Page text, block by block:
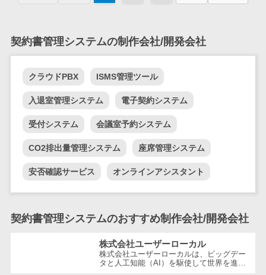
ビス
BPMツール
ChatGPTサー
ワークフロー
システム
成ツール
物品管理シス
帳票作成サー
物流・流通向
け
契約書管理システムの制作会社/開発会社
クラウドPBX ISMS管理ツール
入退室管理システム 電子契約システム
受付システム 会議室予約システム
CO2排出量管理システム 座席管理システム
安否確認サービス オンラインアシスタント
契約書管理システムのおすすめ制作会社/開発会社
株式会社ユーザーローカル
株式会社ユーザーローカルは、ビッグデー
タと人工知能（AI）を駆使して世界を進化